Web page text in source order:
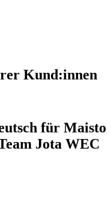
Kund:innen
für Maisto
Jota WEC